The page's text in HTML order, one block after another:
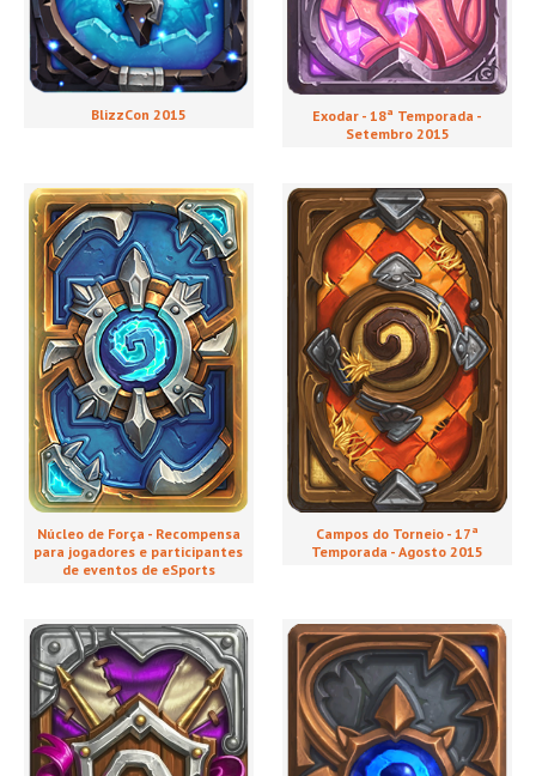
BlizzCon 2015
Exodar - 18ª Temporada -
Setembro 2015
Núcleo de Força - Recompensa
para jogadores e participantes
de eventos de eSports
Campos do Torneio - 17ª
Temporada - Agosto 2015